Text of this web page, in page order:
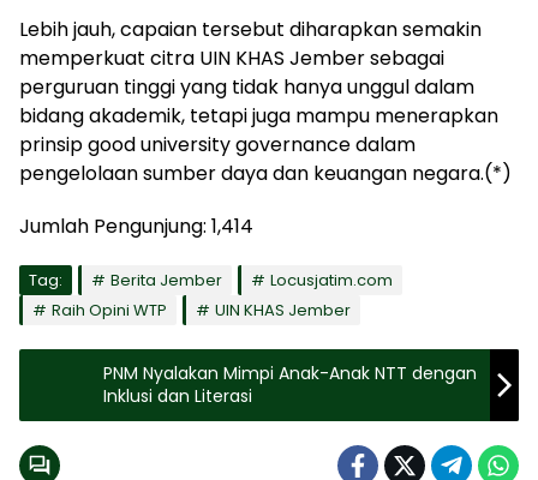
Lebih jauh, capaian tersebut diharapkan semakin
memperkuat citra UIN KHAS Jember sebagai
perguruan tinggi yang tidak hanya unggul dalam
bidang akademik, tetapi juga mampu menerapkan
prinsip good university governance dalam
pengelolaan sumber daya dan keuangan negara.(*)
Jumlah Pengunjung: 1,414
Tag: Berita Jember
Locusjatim.com
Raih Opini WTP
UIN KHAS Jember
PNM Nyalakan Mimpi Anak-Anak NTT dengan
Inklusi dan Literasi